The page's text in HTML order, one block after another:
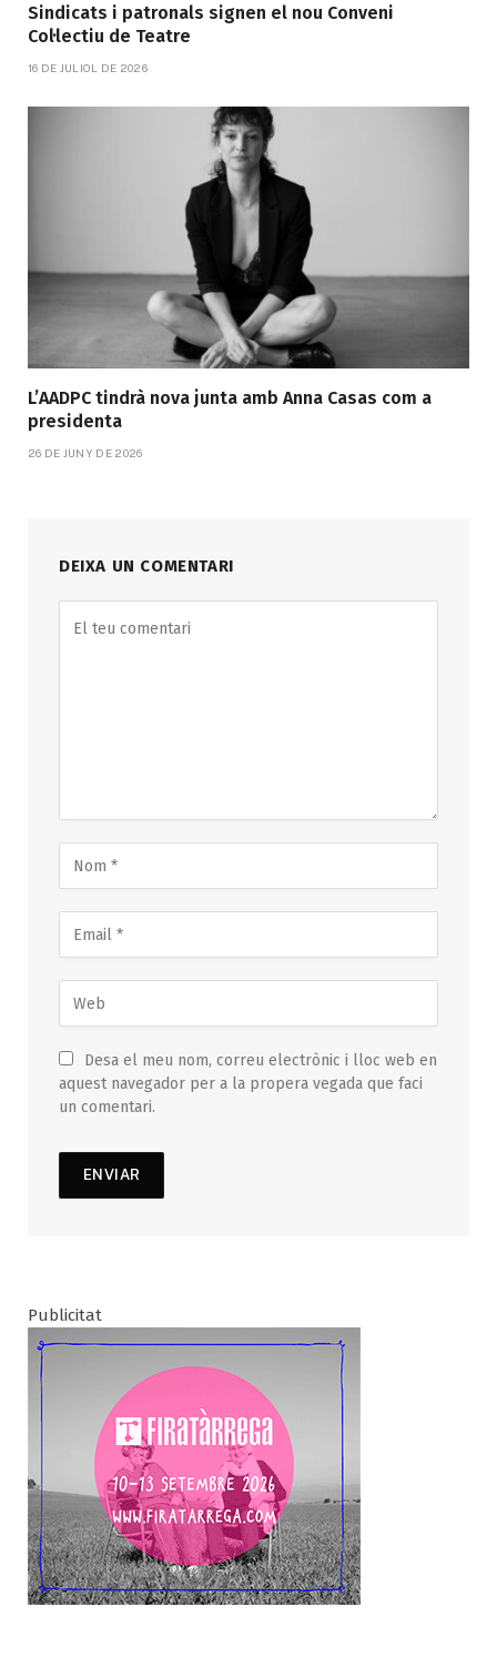
Sindicats i patronals signen el nou Conveni
Col·lectiu de Teatre
16 DE JULIOL DE 2026
L’AADPC tindrà nova junta amb Anna Casas com a
presidenta
26 DE JUNY DE 2026
DEIXA UN COMENTARI
Desa el meu nom, correu electrònic i lloc web en
aquest navegador per a la propera vegada que faci
un comentari.
Publicitat